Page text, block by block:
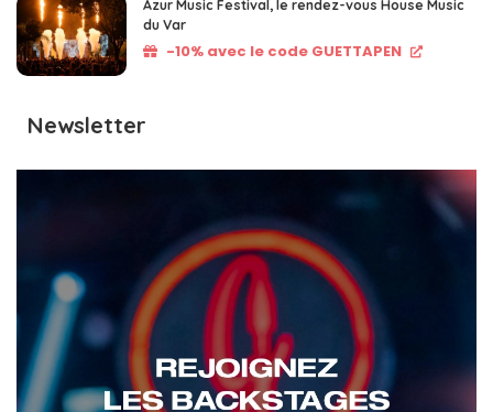
Azur Music Festival, le rendez-vous House Music
du Var
-10% avec le code GUETTAPEN
Newsletter